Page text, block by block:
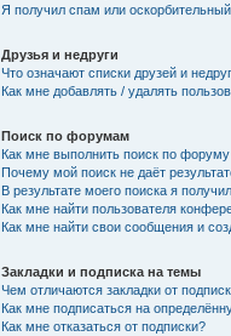
Я получил спам или
Друзья и недруги
Что означают списки друзей и
Как мне добавлять / удалять
Поиск по форумам
Как мне выполнить поиск по
Почему мой поиск не даёт
В результате моего поиска я
Как мне найти пользователя
Как мне найти свои сообщения и
Закладки и подписка на темы
Чем отличаются закладки от
Как мне подписаться на
Как мне отказаться от подписки?